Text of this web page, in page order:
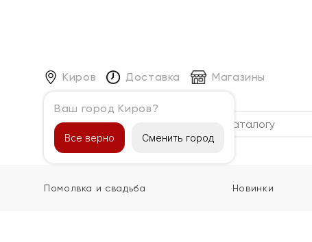
Киров
Ваш город Киров?
Все верно Сменить город
Доставка Магазины
Каталог
Помолвка и свадьба Новинки